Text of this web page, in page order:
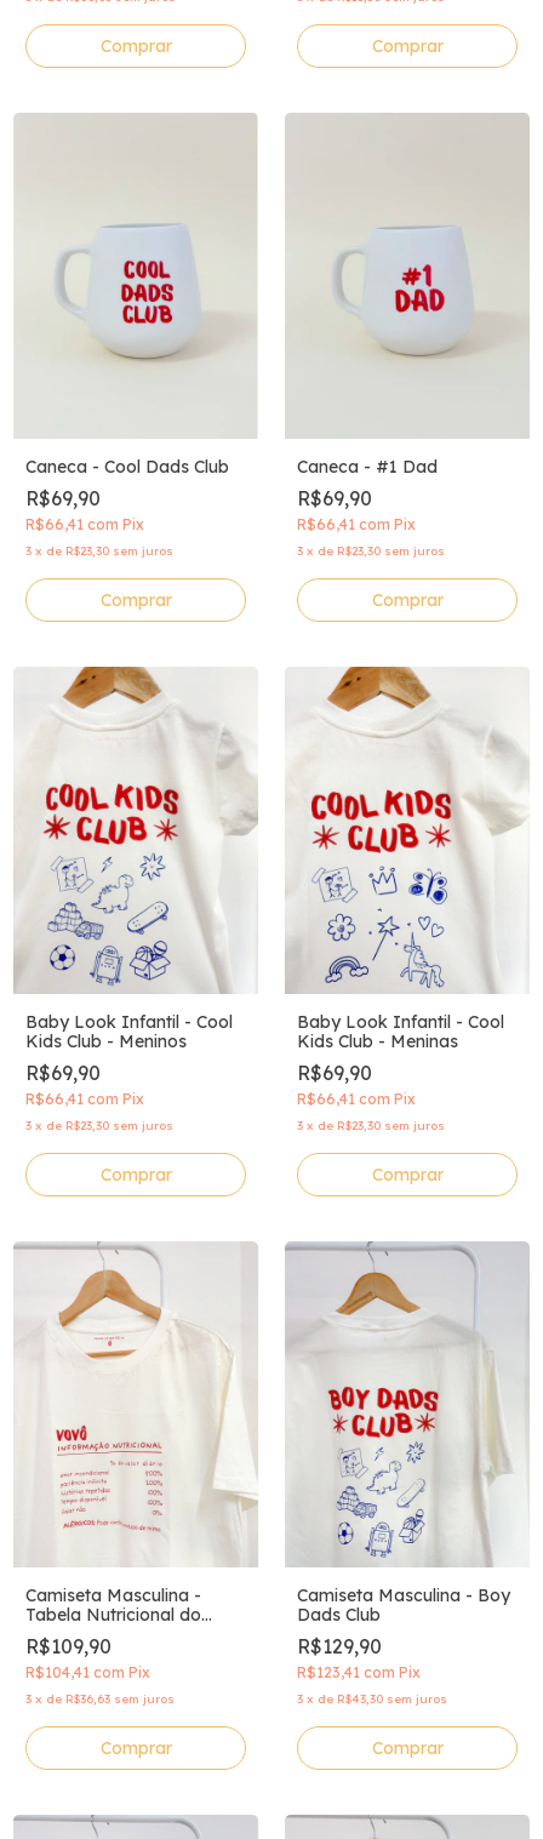
Comprar
Caneca - Cool Dads Club
R$69,90
R$66,41 com Pix
3 x de R$23,30 sem juros
Caneca - #1 Dad
R$69,90
R$66,41 com Pix
3 x de R$23,30 sem juros
Baby Look Infantil - Cool
Kids Club - Meninos
R$69,90
R$66,41 com Pix
3 x de R$23,30 sem juros
Comprar
Baby Look Infantil - Cool
Kids Club - Meninas
R$69,90
R$66,41 com Pix
3 x de R$23,30 sem juros
Comprar
Camiseta Masculina -
Tabela Nutricional do
Vovô
R$109,90
R$104,41 com Pix
3 x de R$36,63 sem juros
Comprar
Camiseta Masculina - Boy
Dads Club
R$129,90
R$123,41 com Pix
3 x de R$43,30 sem juros
Comprar